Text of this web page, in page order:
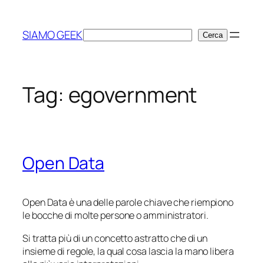
contenuto
SIAMO GEEKCerca Cerca
Tag: egovernment
Open Data
Open Data è una delle parole chiave che riempiono
le bocche di molte persone o amministratori.
Si tratta più di un concetto astratto che di un
insieme di regole, la qual cosa lascia la mano libera